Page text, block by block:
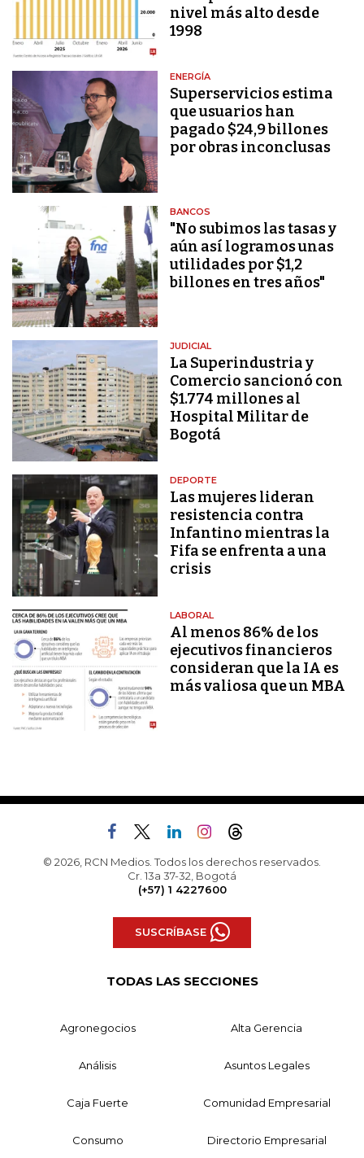
nivel más alto desde
1998
ENERGÍA
Superservicios estima
que usuarios han
pagado $24,9 billones
por obras inconclusas
BANCOS
"No subimos las tasas y
aún así logramos unas
utilidades por $1,2
billones en tres años"
JUDICIAL
La Superindustria y
Comercio sancionó con
$1.774 millones al
Hospital Militar de
Bogotá
DEPORTE
Las mujeres lideran
resistencia contra
Infantino mientras la
Fifa se enfrenta a una
crisis
LABORAL
Al menos 86% de los
ejecutivos financieros
consideran que la IA es
más valiosa que un MBA
© 2026, RCN Medios. Todos los derechos reservados.
Cr. 13a 37-32, Bogotá
(+57) 1 4227600
SUSCRÍBASE
TODAS LAS SECCIONES
Agronegocios Alta Gerencia
Análisis Asuntos Legales
Caja Fuerte Comunidad Empresarial
Consumo Directorio Empresarial